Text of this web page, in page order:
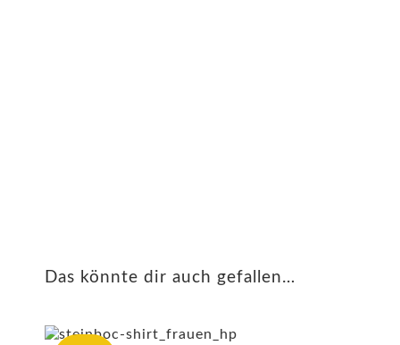
Das könnte dir auch gefallen…